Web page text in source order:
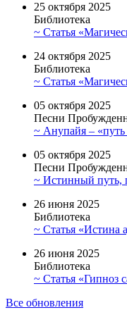
25 октября 2025
Библиотека
~ Статья
24 октября 2025
Библиотека
~ Статья
05 октября 2025
Песни
~ Анупайя – «путь
05 октября 2025
Песни
~ Истинный путь,
26 июня 2025
Библиотека
~ Статья «Истина
26 июня 2025
Библиотека
~ Статья «Гипноз
Все обновления